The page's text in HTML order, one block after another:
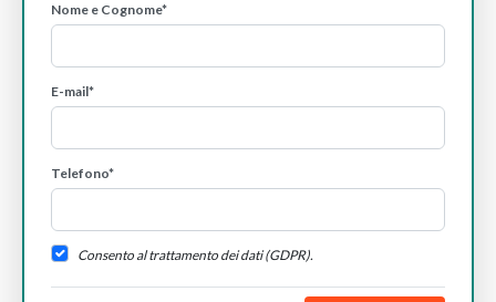
Nome e Cognome*
E-mail*
Telefono*
Consento al trattamento dei dati (GDPR).